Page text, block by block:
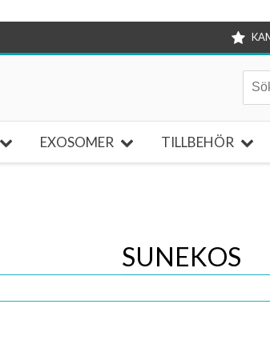
EXOSOMER TILLBEHÖR
SUNEKOS